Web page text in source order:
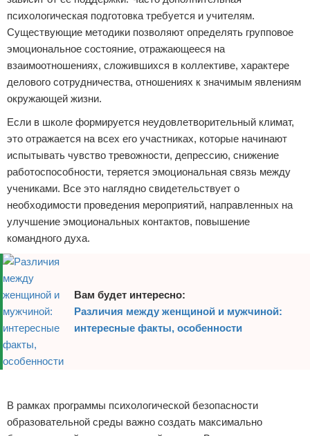
психологическая подготовка требуется и учителям.
Существующие методики позволяют определять групповое
эмоциональное состояние, отражающееся на
взаимоотношениях, сложившихся в коллективе, характере
делового сотрудничества, отношениях к значимым явлениям
окружающей жизни.
Если в школе формируется неудовлетворительный климат,
это отражается на всех его участниках, которые начинают
испытывать чувство тревожности, депрессию, снижение
работоспособности, теряется эмоциональная связь между
учениками. Все это наглядно свидетельствует о
необходимости проведения мероприятий, направленных на
улучшение эмоциональных контактов, повышение
командного духа.
Вам будет интересно:
Различия между женщиной и мужчиной:
интересные факты, особенности
В рамках программы психологической безопасности
образовательной среды важно создать максимально